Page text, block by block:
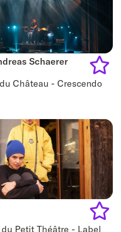
Schaerer
Schaerer
Château - Crescendo
Add
Petit Théâtre - Label